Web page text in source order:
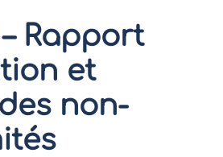
– Rapport
et
non-